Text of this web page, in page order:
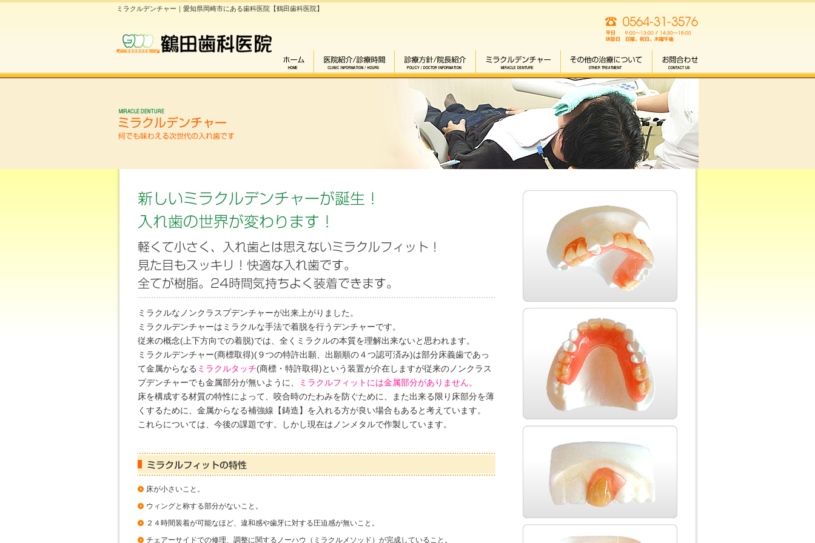
ミラクルデンチャー｜愛知県岡崎市にある歯科医院【鶴田歯科医院】
ミラクルなノンクラスプデンチャーが出来上がりました。
ミラクルデンチャーはミラクルな手法で着脱を行うデンチャーです。
従来の概念(上下方向での着脱)では、全くミラクルの本質を理解出来ないと思われます。
ミラクルデンチャー(商標取得)(９つの特許出願、出願順の４つ認可済み)は部分床義歯であっ
て金属からなる ミラクルタッチ(商標・特許取得)という装置が介在しますが従来のノンクラス
プデンチャーでも金属部分が無いように、
ミラクルフィットには金属部分がありません。
床を構成する材質の特性によって、咬合時のたわみを防ぐために、また出来る限り床部分を薄
くするために、金属からなる補強線【鋳造】を入れる方が良い場合もあると考えています。
これらについては、今後の課題です。しかし現在はノンメタルで作製しています。
床が小さいこと。
ウィングと称する部分がないこと。
２４時間装着が可能なほど、違和感や歯牙に対する圧迫感が無いこと。
チェアーサイドでの修理、調整に関するノーハウ（ミラクルメソッド）が完成していること。